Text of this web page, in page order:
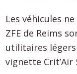
Les véhicules
ZFE de Reims
utilitaires
vignette Crit’Air